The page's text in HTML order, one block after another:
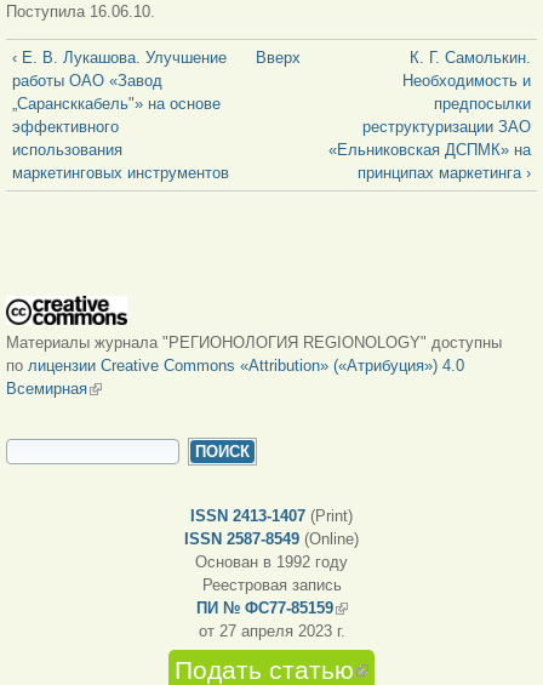
Поступила 16.06.10.
‹ Е. В. Лукашова. Улучшение
работы ОАО «Завод
„Сарансккабель"» на основе
эффективного
использования
маркетинговых инструментов
Вверх
К. Г. Самолькин.
Необходимость и
предпосылки
реструктуризации ЗАО
«Ельниковская ДСПМК» на
принципах маркетинга ›
Материалы журнала "РЕГИОНОЛОГИЯ REGIONOLOGY" доступны
по лицензии Creative Commons «Attribution» («Атрибуция») 4.0
Всемирная(внешняя ссылка)
ФОРМА ПОИСКА
ISSN 2413-1407 (Print)
ISSN 2587-8549 (Online)
Основан в 1992 году
Реестровая запись
ПИ № ФС77-85159(внешняя ссылка)
от 27 апреля 2023 г.
Подать статью